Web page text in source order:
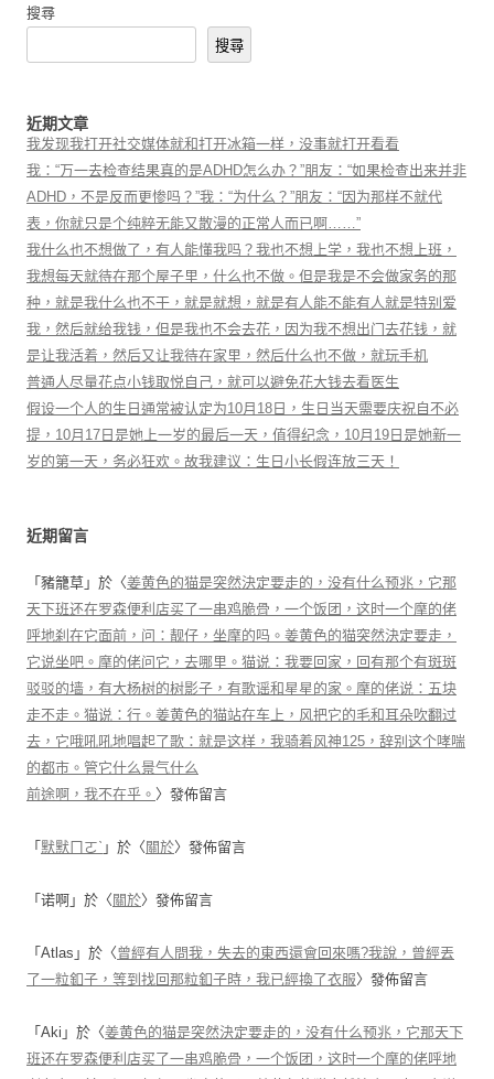
搜尋
搜尋
近期文章
我发现我打开社交媒体就和打开冰箱一样，没事就打开看看
我：“万一去检查结果真的是ADHD怎么办？”朋友：“如果检查出来并非
ADHD，不是反而更惨吗？”我：“为什么？”朋友：“因为那样不就代
表，你就只是个纯粹无能又散漫的正常人而已啊……”
我什么也不想做了，有人能懂我吗？我也不想上学，我也不想上班，
我想每天就待在那个屋子里，什么也不做。但是我是不会做家务的那
种，就是我什么也不干，就是就想，就是有人能不能有人就是特别爱
我，然后就给我钱，但是我也不会去花，因为我不想出门去花钱，就
是让我活着，然后又让我待在家里，然后什么也不做，就玩手机
普通人尽量花点小钱取悦自己，就可以避免花大钱去看医生
假设一个人的生日通常被认定为10月18日，生日当天需要庆祝自不必
提，10月17日是她上一岁的最后一天，值得纪念，10月19日是她新一
岁的第一天，务必狂欢。故我建议：生日小长假连放三天！
近期留言
「 豬籠草 」於〈姜黄色的猫是突然決定要走的，没有什么预兆，它那
天下班还在罗森便利店买了一串鸡脆骨，一个饭团，这时一个摩的佬
呼地刹在它面前，问：靓仔，坐摩的吗。姜黄色的猫突然決定要走，
它说坐吧。摩的佬问它，去哪里。猫说：我要回家，回有那个有斑斑
驳驳的墙，有大杨树的树影子，有歌谣和星星的家。摩的佬说：五块
走不走。猫说：行。姜黄色的猫站在车上，风把它的毛和耳朵吹翻过
去，它哦吼吼地唱起了歌：就是这样，我骑着风神125，辞别这个哮喘
的都市。管它什么景气什么
前途啊，我不在乎。 〉發佈留言
「 默默ㄇㄛˋ 」於〈 關於〉發佈留言
「 诺啊 」於〈 關於〉發佈留言
「 Atlas 」於〈曾經有人問我，失去的東西還會回來嗎?我說，曾經丟
了一粒釦子，等到找回那粒釦子時，我已經換了衣服〉發佈留言
「 Aki 」於〈姜黄色的猫是突然決定要走的，没有什么预兆，它那天下
班还在罗森便利店买了一串鸡脆骨，一个饭团，这时一个摩的佬呼地